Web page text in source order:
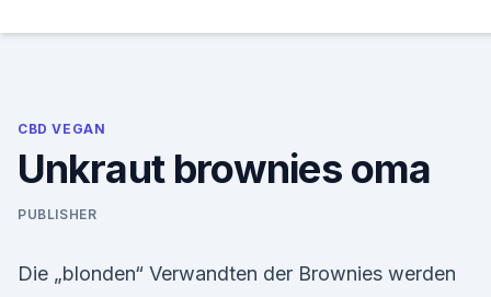
CBD VEGAN
Unkraut brownies oma
PUBLISHER
Die „blonden“ Verwandten der Brownies werden